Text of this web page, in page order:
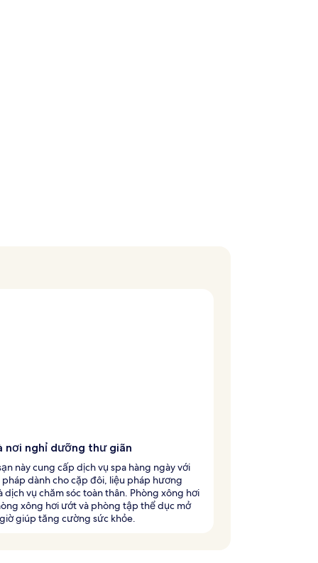
nơi nghỉ dưỡng thư giãn
này cung cấp dịch vụ spa hàng ngày với
pháp dành cho cặp đôi, liệu pháp hương
dịch vụ chăm sóc toàn thân. Phòng xông hơi
xông hơi ướt và phòng tập thể dục mở
giúp tăng cường sức khỏe.